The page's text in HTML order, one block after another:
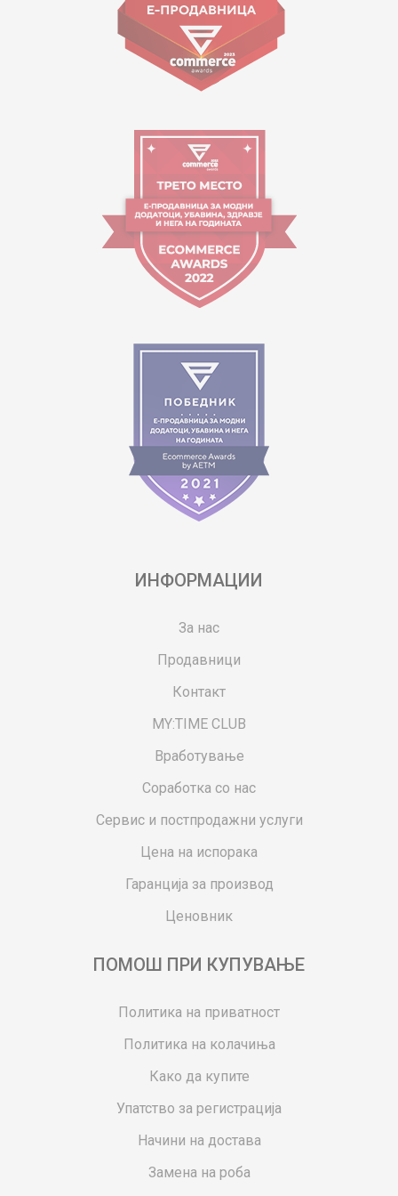
09:00 до 17:00
ИНФОРМАЦИИ
За нас
Продавници
Контакт
MY:TIME CLUB
Вработување
Соработка со нас
Сервис и постпродажни услуги
Цена на испорака
Гаранција за производ
Ценовник
ПОМОШ ПРИ КУПУВАЊЕ
Политика на приватност
Политика на колачиња
Како да купите
Упатство за регистрација
Начини на достава
Замена на роба